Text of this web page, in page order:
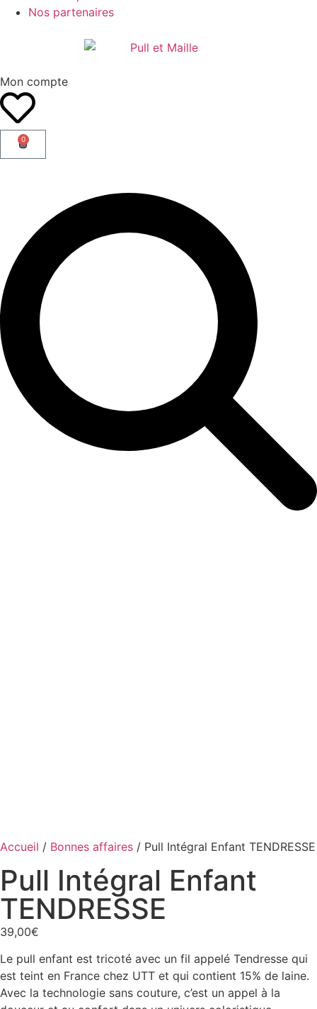
Nos partenaires
Mon compte
0
Accueil / Bonnes affaires / Pull Intégral Enfant TENDRESSE
Pull Intégral Enfant
TENDRESSE
39,00€
Le pull enfant est tricoté avec un fil appelé Tendresse qui
est teint en France chez UTT et qui contient 15% de laine.
Avec la technologie sans couture, c’est un appel à la